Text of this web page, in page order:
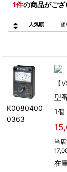
1件の商品がござ
人気順 価
K0080400
0363
【
型
1個
当
在